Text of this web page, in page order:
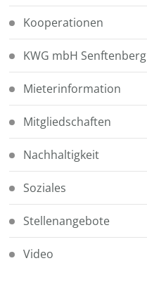
Kooperationen
KWG mbH Senftenberg
Mieterinformation
Mitgliedschaften
Nachhaltigkeit
Soziales
Stellenangebote
Video